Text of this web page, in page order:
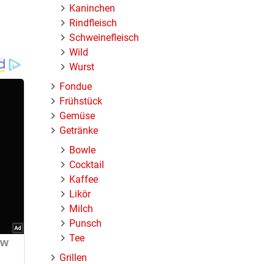
Kaninchen
Rindfleisch
Schweinefleisch
Wild
Wurst
Fondue
Frühstück
Gemüse
Getränke
Bowle
Cocktail
Kaffee
Likör
Milch
Punsch
Tee
Grillen